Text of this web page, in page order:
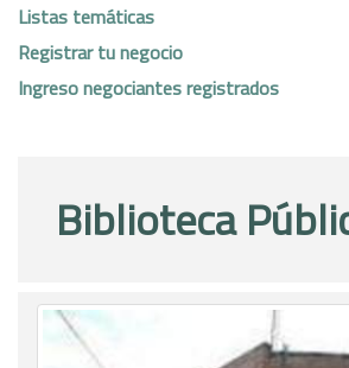
Listas temáticas
Registrar tu negocio
Ingreso negociantes registrados
Biblioteca